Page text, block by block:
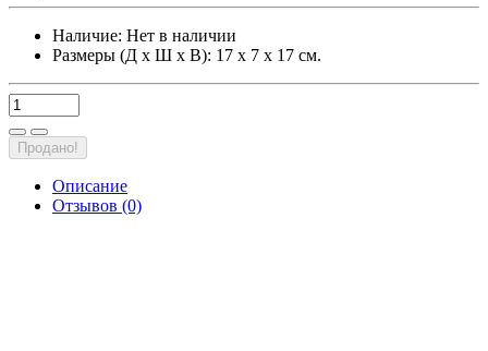
Наличие: Нет в наличии
Размеры (Д х Ш х В): 17 х 7 х 17 см.
Продано!
Описание
Отзывов (0)